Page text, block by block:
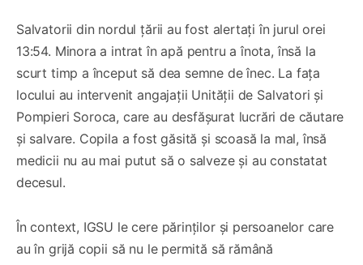
Salvatorii din nordul țării au fost alertați în jurul orei
13:54. Minora a intrat în apă pentru a înota, însă la
scurt timp a început să dea semne de înec. La fața
locului au intervenit angajații Unității de Salvatori și
Pompieri Soroca, care au desfășurat lucrări de căutare
și salvare. Copila a fost găsită și scoasă la mal, însă
medicii nu au mai putut să o salveze și au constatat
decesul.
În context, IGSU le cere părinților și persoanelor care
au în grijă copii să nu le permită să rămână